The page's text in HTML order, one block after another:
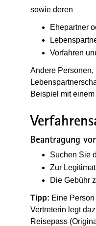
sowie deren
Ehepartner
Vorfahren
Andere Personen,
Beispiel mit
Beantragung
Suchen Sie
Zur
Die Gebühr
Tipp: Eine
Vertreterin legt
Reisepass